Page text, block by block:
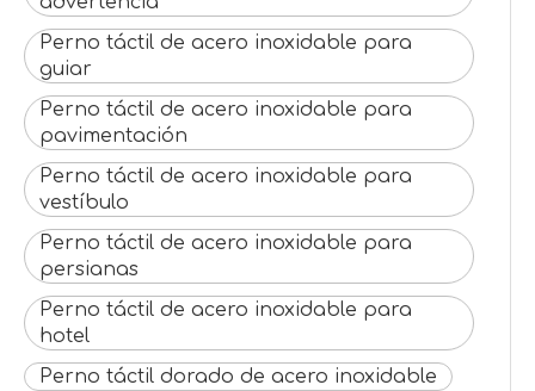
Perno táctil de acero inoxidable para
guiar
Perno táctil de acero inoxidable para
pavimentación
Perno táctil de acero inoxidable para
vestíbulo
Perno táctil de acero inoxidable para
persianas
Perno táctil de acero inoxidable para
hotel
Perno táctil dorado de acero inoxidable